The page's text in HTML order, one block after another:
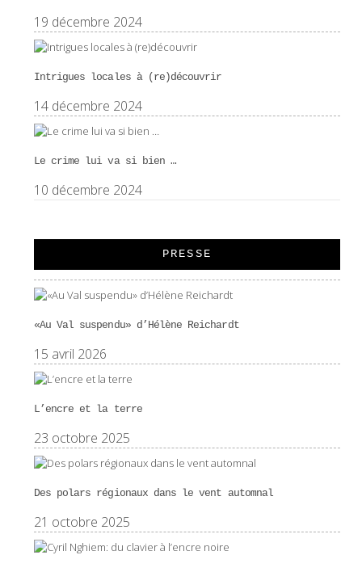
19 décembre 2024
Intrigues locales à (re)découvrir
14 décembre 2024
Le crime lui va si bien …
10 décembre 2024
PRESSE
«Au Val suspendu» d’Hélène Reichardt
15 avril 2026
L’encre et la terre
23 octobre 2025
Des polars régionaux dans le vent automnal
21 octobre 2025